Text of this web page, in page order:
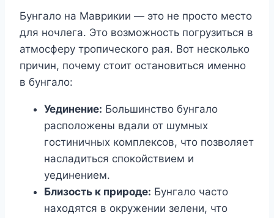
Бунгало на Маврикии — это не просто место
для ночлега. Это возможность погрузиться в
атмосферу тропического рая. Вот несколько
причин, почему стоит остановиться именно
в бунгало:
Уединение: Большинство бунгало
расположены вдали от шумных
гостиничных комплексов, что позволяет
насладиться спокойствием и
уединением.
Близость к природе: Бунгало часто
находятся в окружении зелени, что